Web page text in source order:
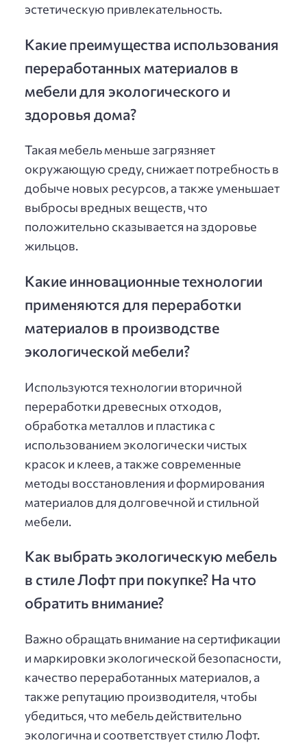
эстетическую привлекательность.
Какие преимущества использования
переработанных материалов в
мебели для экологического и
здоровья дома?
Такая мебель меньше загрязняет
окружающую среду, снижает потребность в
добыче новых ресурсов, а также уменьшает
выбросы вредных веществ, что
положительно сказывается на здоровье
жильцов.
Какие инновационные технологии
применяются для переработки
материалов в производстве
экологической мебели?
Используются технологии вторичной
переработки древесных отходов,
обработка металлов и пластика с
использованием экологически чистых
красок и клеев, а также современные
методы восстановления и формирования
материалов для долговечной и стильной
мебели.
Как выбрать экологическую мебель
в стиле Лофт при покупке? На что
обратить внимание?
Важно обращать внимание на сертификации
и маркировки экологической безопасности,
качество переработанных материалов, а
также репутацию производителя, чтобы
убедиться, что мебель действительно
экологична и соответствует стилю Лофт.